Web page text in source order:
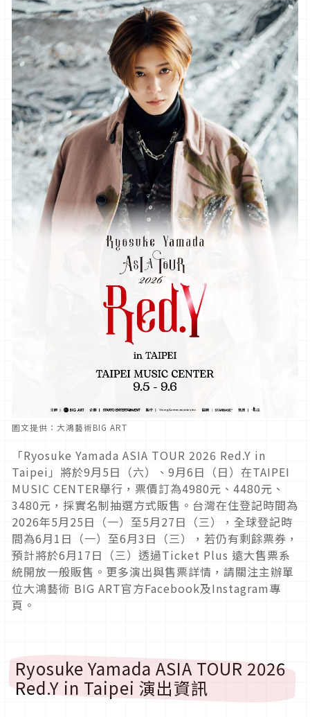
圖文提供：大鴻藝術BIG ART
「Ryosuke Yamada ASIA TOUR 2026 Red.Y in
Taipei」將於9月5日（六）、9月6日（日）在TAIPEI
MUSIC CENTER舉行，票價訂為4980元、4480元、
3480元，採實名制抽選方式販售。台灣在住登記時間為
2026年5月25日（一）至5月27日（三），全球登記時
間為6月1日（一）至6月3日（三），若仍有剩餘票券，
預計將於6月17日（三）透過Ticket Plus 遠大售票系
統開放一般販售。更多演出與售票詳情，請關注主辦單
位大鴻藝術 BIG ART官方Facebook及Instagram專
頁。
Ryosuke Yamada ASIA TOUR 2026
Red.Y in Taipei 演出資訊